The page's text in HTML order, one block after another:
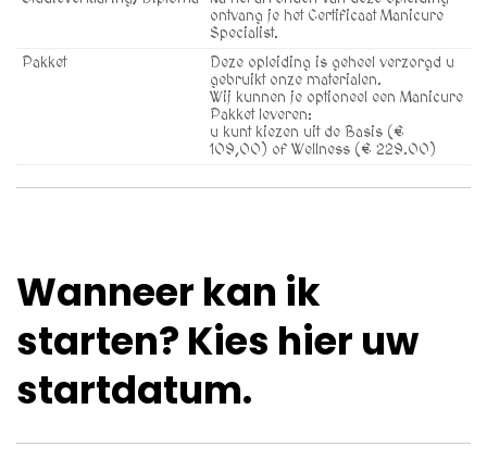
ontvang je het Certificaat Manicure
Specialist.
Pakket
Deze opleiding is geheel verzorgd u
gebruikt onze materialen.
Wij kunnen je optioneel een Manicure
Pakket leveren:
u kunt kiezen uit de Basis (€
109,00) of Wellness (€ 229.00)
Wanneer kan ik
starten? Kies hier uw
startdatum.